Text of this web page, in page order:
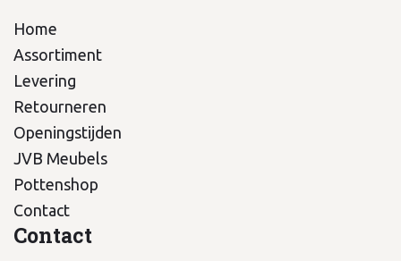
Home
Assortiment
Levering
Retourneren
Openingstijden
JVB Meubels
Pottenshop
Contact
Contact